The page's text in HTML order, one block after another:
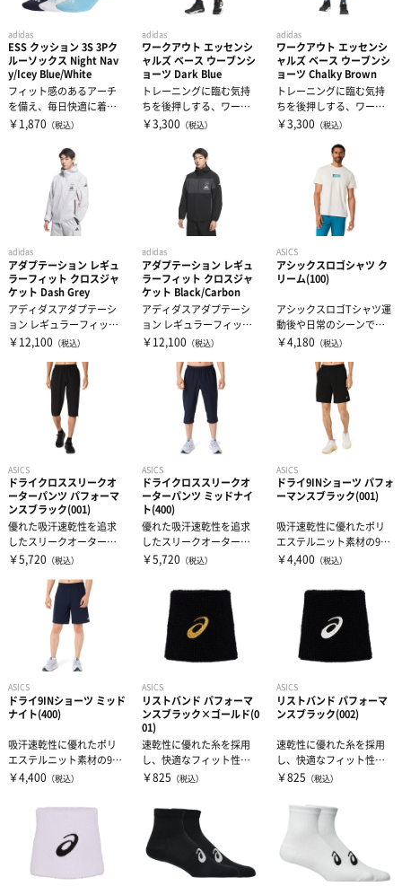
adidas
ESS クッション 3S 3Pク
ルーソックス Night Nav
y/Icey Blue/White
フィット感のあるアーチ
を備え、毎日快適に着用
できるクッションソック
￥1,870 （税込）
adidas
ワークアウト エッセンシ
ャルズ ベース ウーブンシ
ョーツ Dark Blue
トレーニングに臨む気持
ちを後押しする、ワーク
アウト エッセンシャルズ
￥3,300 （税込）
adidas
ワークアウト エッセンシ
ャルズ ベース ウーブンシ
ョーツ Chalky Brown
トレーニングに臨む気持
ちを後押しする、ワーク
アウト エッセンシャルズ
￥3,300 （税込）
adidas
アダプテーション レギュ
ラーフィット クロスジャ
ケット Dash Grey
アディダスアダプテーシ
ョン レギュラーフィット
ライト ウーブン フード付
￥12,100 （税込）
adidas
アダプテーション レギュ
ラーフィット クロスジャ
ケット Black/Carbon
アディダスアダプテーシ
ョン レギュラーフィット
ライト ウーブン フード付
￥12,100 （税込）
ASICS
アシックスロゴシャツ ク
リーム(100)
アシックスロゴTシャツ運
動後や日常のシーンで活
用するアイテム・綿の風
￥4,180 （税込）
ASICS
ドライクロススリークオ
ーターパンツ パフォーマ
ンスブラック(001)
優れた吸汗速乾性を追求
したスリークオーター丈
のクロス素材のアイテ
￥5,720 （税込）
ASICS
ドライクロススリークオ
ーターパンツ ミッドナイ
ト(400)
優れた吸汗速乾性を追求
したスリークオーター丈
のクロス素材のアイテ
￥5,720 （税込）
ASICS
ドライ9INショーツ パフォ
ーマンスブラック(001)
吸汗速乾性に優れたポリ
エステルニット素材の9イ
ンチショーツ・両サイド
￥4,400 （税込）
ASICS
ドライ9INショーツ ミッド
ナイト(400)
吸汗速乾性に優れたポリ
エステルニット素材の9イ
ンチショーツ・両サイド
￥4,400 （税込）
ASICS
リストバンド パフォーマ
ンスブラック×ゴールド(0
01)
速乾性に優れた糸を採用
し、快適なフィット性を
追求。
￥825 （税込）
ASICS
リストバンド パフォーマ
ンスブラック(002)
速乾性に優れた糸を採用
し、快適なフィット性を
追求。
￥825 （税込）